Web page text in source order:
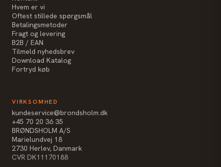
Hvem er vi
Oftest stillede spørgsmål
Betalingsmetoder
Fragt og levering
B2B / EAN
Tilmeld nyhedsbrev
Download Katalog
Fortryd køb
VIRKSOMHED
kundeservice@brondsholm.dk
+45 70 20 36 35
BRØNDSHOLM A/S
Marielundvej 18
2730 Herlev, Danmark
CVR DK11170188